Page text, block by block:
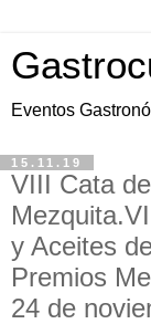
Eventos
15.11.19
VIII Cata
y Aceites
Premios
24 de